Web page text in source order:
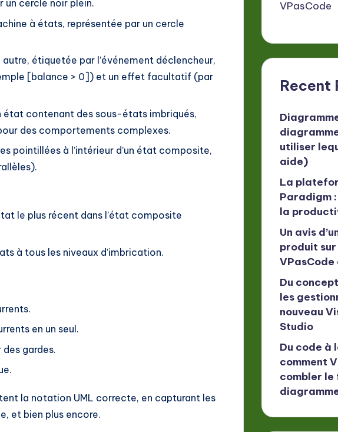
un cercle noir plein.
à états, représentée par un cercle
étiquetée par l’événement déclencheur,
[balance > 0]) et un effet facultatif (par
état contenant des sous-états imbriqués,
des comportements complexes.
pointillées à l’intérieur d’un état composite,
le plus récent dans l’état composite
à tous les niveaux d’imbrication.
en un seul.
gardes.
la notation UML correcte, en capturant les
et bien plus encore.
VPasCode
Recent
utiliser
aide)
La
Paradigm
la
Un avis
produit
VPasCode
Du
les
nouveau
Studio
Du code à
comment
combler le